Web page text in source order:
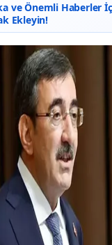
ve Önemli Haberler
Ekleyin!